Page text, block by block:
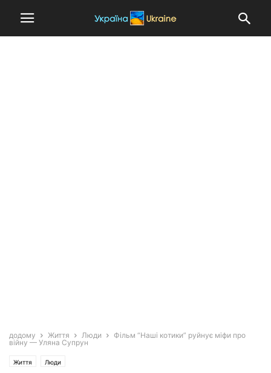
додому Життя Люди
Фільм “Наші котики” руйнує міфи про
війну — Уляна Супрун
Життя Люди